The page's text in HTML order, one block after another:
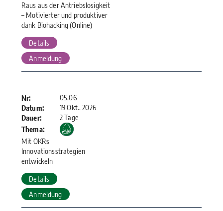
Raus aus der Antriebslosigkeit
– Motivierter und produktiver
dank Biohacking (Online)
Details
Anmeldung
Nr: 05.06
Thema:
Mit OKRs
Innovationsstrategien
entwickeln
Details
Anmeldung
Datum:
19 Okt.. 2026
Dauer:
2 Tage